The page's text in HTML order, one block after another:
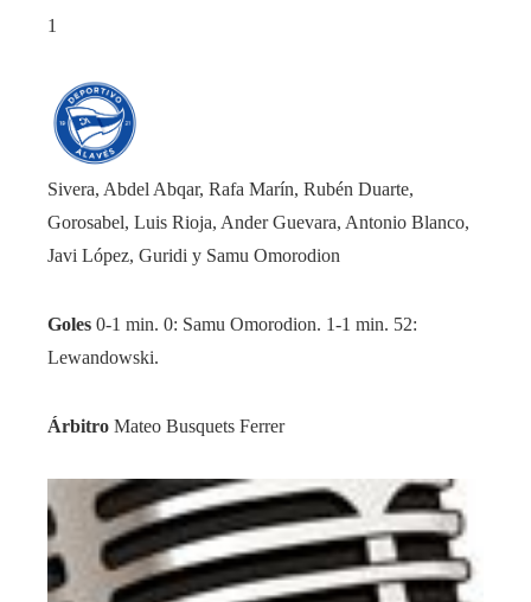
1
Sivera, Abdel Abqar, Rafa Marín, Rubén Duarte,
Gorosabel, Luis Rioja, Ander Guevara, Antonio Blanco,
Javi López, Guridi y Samu Omorodion
Goles 0-1 min. 0: Samu Omorodion. 1-1 min. 52:
Lewandowski.
Árbitro Mateo Busquets Ferrer